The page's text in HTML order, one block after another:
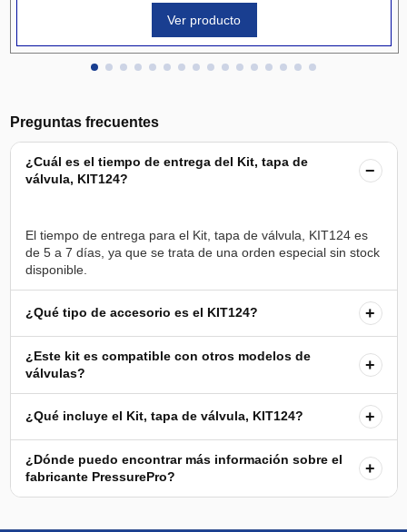
Ver producto
Preguntas frecuentes
¿Cuál es el tiempo de entrega del Kit, tapa de
válvula, KIT124?
−
El tiempo de entrega para el Kit, tapa de válvula, KIT124 es
de 5 a 7 días, ya que se trata de una orden especial sin stock
¿Qué tipo de accesorio es el KIT124? +
¿Este kit es compatible con otros modelos de
válvulas?
+
¿Qué incluye el Kit, tapa de válvula, KIT124? +
¿Dónde puedo encontrar más información sobre el
fabricante PressurePro?
+